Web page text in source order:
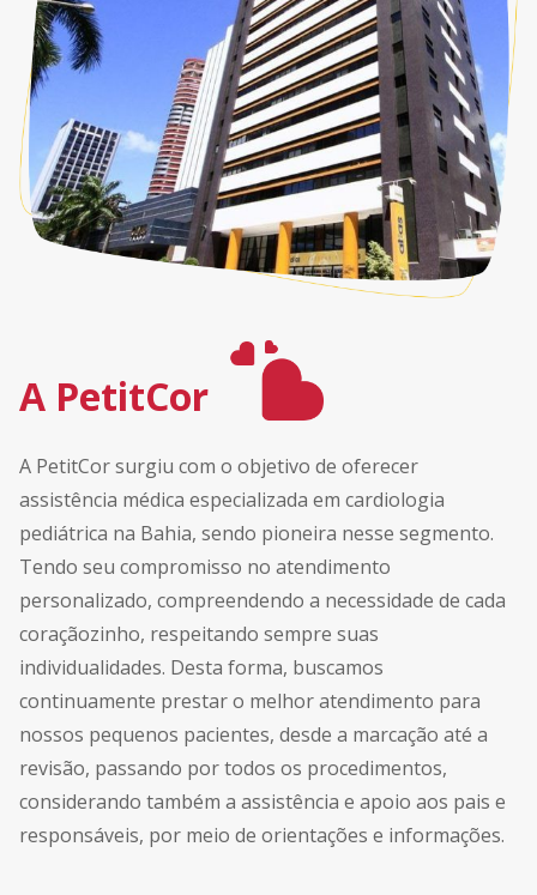
A PetitCor
A PetitCor surgiu com o objetivo de oferecer
assistência médica especializada em cardiologia
pediátrica na Bahia, sendo pioneira nesse segmento.
Tendo seu compromisso no atendimento
personalizado, compreendendo a necessidade de cada
coraçãozinho, respeitando sempre suas
individualidades. Desta forma, buscamos
continuamente prestar o melhor atendimento para
nossos pequenos pacientes, desde a marcação até a
revisão, passando por todos os procedimentos,
considerando também a assistência e apoio aos pais e
responsáveis, por meio de orientações e informações.